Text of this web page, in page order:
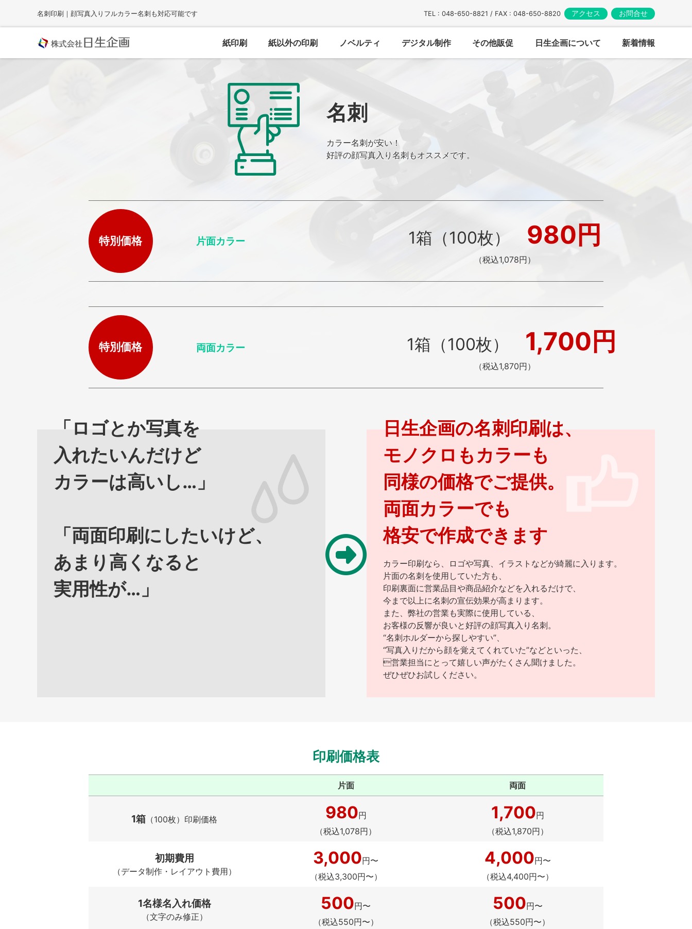
content
名刺印刷｜顔写真入りフルカラー名刺も対応可能です TEL : 048-650-8821 / FAX : 048-650-8820 アクセス お問合せ
紙印刷 紙以外の印刷 ノベルティ デジタル制作 その他販促 日生企画について 新着情報
名刺
カラー名刺が安い！
好評の顔写真入り名刺もオススメです。
特別価格 片面カラー 1箱（100枚） 980円
（税込1,078円）
特別価格 両面カラー 1箱（100枚） 1,700円
（税込1,870円）
「ロゴとか写真を
入れたいんだけど
カラーは高いし…」
「両面印刷にしたいけど、
あまり高くなると
実用性が…」
日生企画の名刺印刷は、
モノクロもカラーも
同様の価格でご提供。
両面カラーでも
格安で作成できます
カラー印刷なら、ロゴや写真、イラストなどが綺麗に入ります。
片面の名刺を使用していた方も、
印刷裏面に営業品目や商品紹介などを入れるだけで、
今まで以上に名刺の宣伝効果が高まります。
また、弊社の営業も実際に使用している、
お客様の反響が良いと好評の顔写真入り名刺。
“名刺ホルダーから探しやすい”、
“写真入りだから顔を覚えてくれていた”などといった、
営業担当にとって嬉しい声がたくさん聞けました。
ぜひぜひお試しください。
印刷価格表
片面 両面
1箱 （100枚）印刷価格 980円
（税込1,078円）
1,700円
（税込1,870円）
初期費用
（データ制作・レイアウト費用）
3,000円〜
（税込3,300円〜）
4,000円〜
（税込4,400円〜）
1名様名入れ価格
（文字のみ修正）
500円〜
（税込550円〜）
500円〜
（税込550円〜）